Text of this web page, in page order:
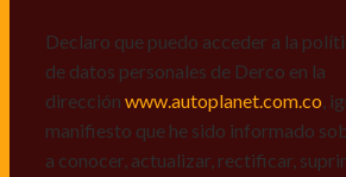
responsables, para que efectúen el
datos conforme lo expuesto.
Declaro que puedo acceder a la
de datos personales de Derco en la
dirección www.autoplanet.com.co ,
manifiesto que he sido informado
a conocer, actualizar, rectificar,